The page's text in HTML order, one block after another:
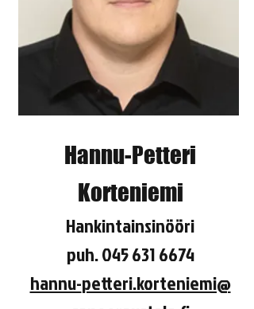
Hannu-Petteri
Korteniemi
Hankintainsinööri
puh.045 631 6674
hannu-petteri.korteniemi@